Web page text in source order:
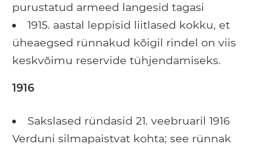
purustatud armeed langesid tagasi
1915. aastal leppisid liitlased kokku, et
üheaegsed rünnakud kõigil rindel on viis
keskvõimu reservide tühjendamiseks.
1916
Sakslased ründasid 21. veebruaril 1916
Verduni silmapaistvat kohta; see rünnak